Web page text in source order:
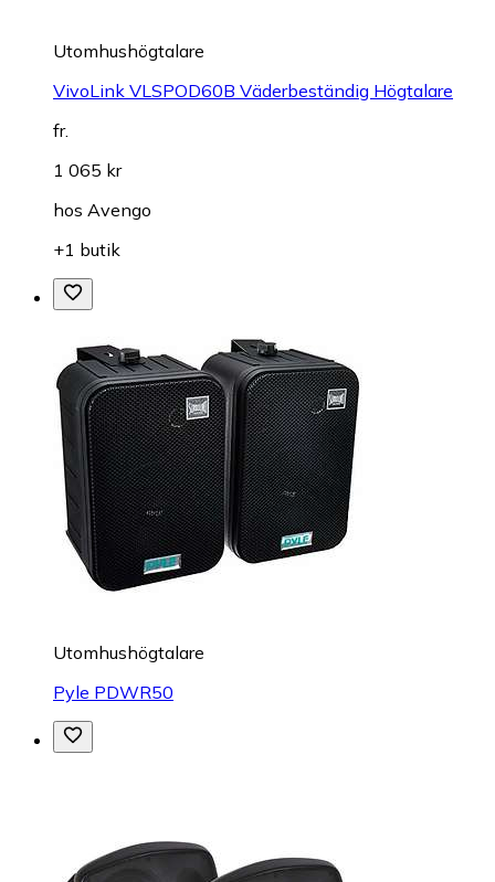
Utomhushögtalare
VivoLink VLSPOD60B Väderbeständig Högtalare
fr.
1 065 kr
hos Avengo
+1 butik
Utomhushögtalare
Pyle PDWR50